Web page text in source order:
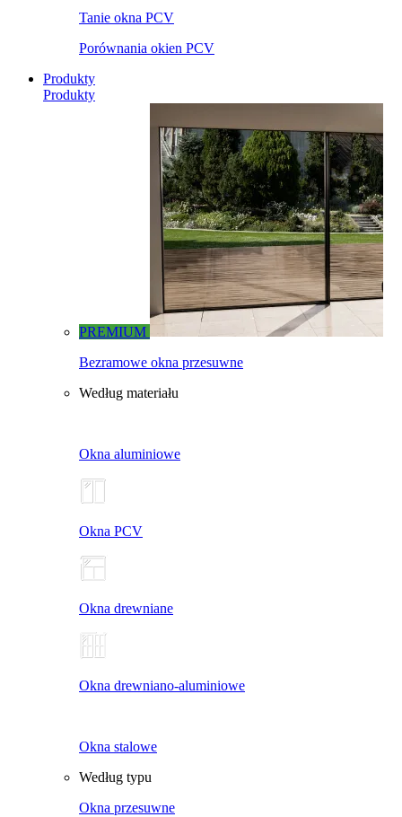
Tanie okna PCV
Porównania okien PCV
Produkty
Produkty
PREMIUM
Bezramowe okna przesuwne
Według materiału
Okna aluminiowe
Okna PCV
Okna drewniane
Okna drewniano-aluminiowe
Okna stalowe
Według typu
Okna przesuwne